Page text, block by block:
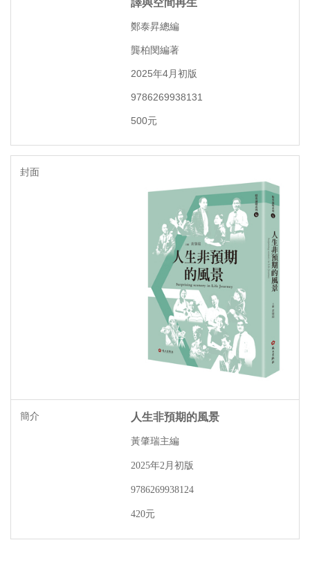
鄭泰昇總編
龔柏閔編著
2025年4月初版
9786269938131
500元
人生非預期的風景
黃肇瑞主編
2025年2月初版
9786269938124
420元